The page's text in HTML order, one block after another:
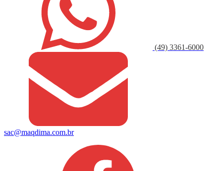
(49) 3361-6000
sac@maqdima.com.br